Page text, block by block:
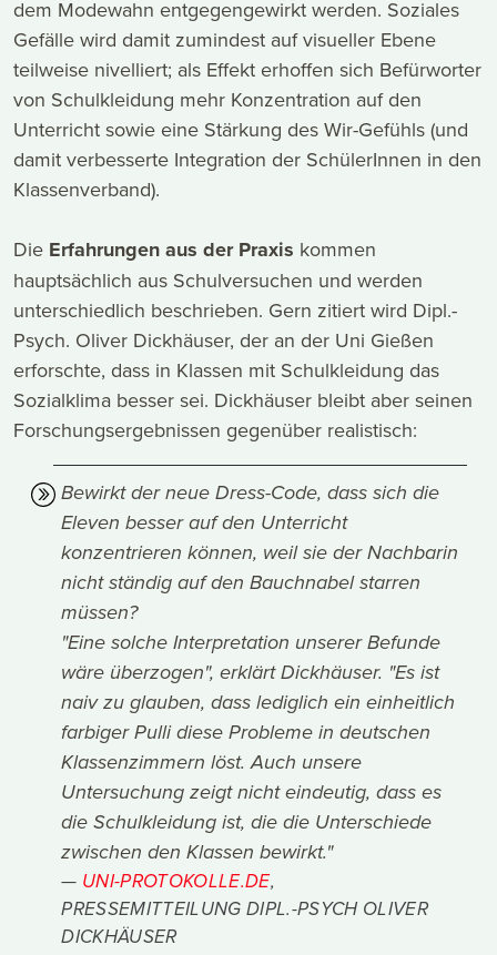
dem Modewahn entgegengewirkt werden. Soziales
Gefälle wird damit zumindest auf visueller Ebene
teilweise nivelliert; als Effekt erhoffen sich Befürworter
von Schulkleidung mehr Konzentration auf den
Unterricht sowie eine Stärkung des Wir-Gefühls (und
damit verbesserte Integration der SchülerInnen in den
Klassenverband).
Die Erfahrungen aus der Praxis kommen
hauptsächlich aus Schulversuchen und werden
unterschiedlich beschrieben. Gern zitiert wird Dipl.-
Psych. Oliver Dickhäuser, der an der Uni Gießen
erforschte, dass in Klassen mit Schulkleidung das
Sozialklima besser sei. Dickhäuser bleibt aber seinen
Forschungsergebnissen gegenüber realistisch:
Bewirkt der neue Dress-Code, dass sich die
Eleven besser auf den Unterricht
konzentrieren können, weil sie der Nachbarin
nicht ständig auf den Bauchnabel starren
müssen?
"Eine solche Interpretation unserer Befunde
wäre überzogen", erklärt Dickhäuser. "Es ist
naiv zu glauben, dass lediglich ein einheitlich
farbiger Pulli diese Probleme in deutschen
Klassenzimmern löst. Auch unsere
Untersuchung zeigt nicht eindeutig, dass es
die Schulkleidung ist, die die Unterschiede
zwischen den Klassen bewirkt."
UNI-PROTOKOLLE.DE,
PRESSEMITTEILUNG DIPL.-PSYCH OLIVER
DICKHÄUSER